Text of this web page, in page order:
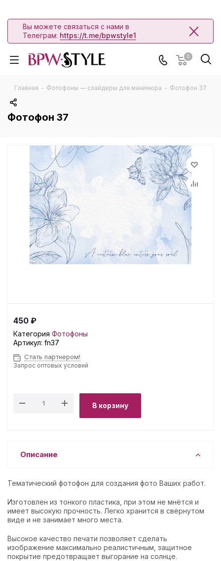
Вы можете связаться с нами в
Телеграм: https://t.me/bpwstyle1
0
Главная - Фотофоны — слайдеры для маникюра - Фотофон 37
Фотофон 37
450 ₽
Категория Фотофоны
Артикул: fn37
Стать партнером!
Запрос оптовых условий
В корзину
Описание
Тематический фотофон для создания фото Ваших работ.
Изготовлен из тонкого пластика, при этом не мнётся и
имеет высокую прочность. Легко хранится в свёрнутом
виде и не занимает много места.
Высокое качество печати позволяет сделать
изображение максимально реалистичным, защитное
покрытие предотвращает выгорание на солнце.